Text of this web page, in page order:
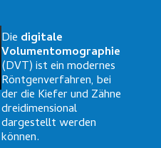
Die digitale
Volumentomographie
(DVT) ist ein modernes
Röntgenverfahren, bei
der die Kiefer und Zähne
dreidimensional
dargestellt werden
können.